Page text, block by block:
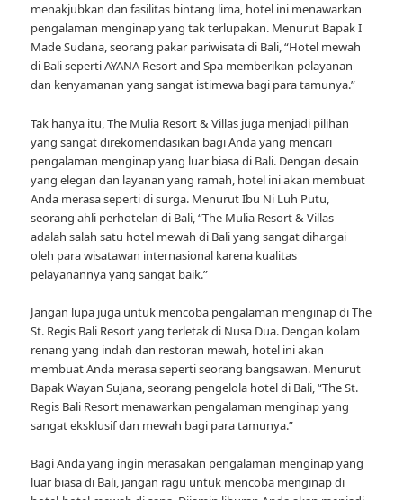
menakjubkan dan fasilitas bintang lima, hotel ini menawarkan
pengalaman menginap yang tak terlupakan. Menurut Bapak I
Made Sudana, seorang pakar pariwisata di Bali, “Hotel mewah
di Bali seperti AYANA Resort and Spa memberikan pelayanan
dan kenyamanan yang sangat istimewa bagi para tamunya.”
Tak hanya itu, The Mulia Resort & Villas juga menjadi pilihan
yang sangat direkomendasikan bagi Anda yang mencari
pengalaman menginap yang luar biasa di Bali. Dengan desain
yang elegan dan layanan yang ramah, hotel ini akan membuat
Anda merasa seperti di surga. Menurut Ibu Ni Luh Putu,
seorang ahli perhotelan di Bali, “The Mulia Resort & Villas
adalah salah satu hotel mewah di Bali yang sangat dihargai
oleh para wisatawan internasional karena kualitas
pelayanannya yang sangat baik.”
Jangan lupa juga untuk mencoba pengalaman menginap di The
St. Regis Bali Resort yang terletak di Nusa Dua. Dengan kolam
renang yang indah dan restoran mewah, hotel ini akan
membuat Anda merasa seperti seorang bangsawan. Menurut
Bapak Wayan Sujana, seorang pengelola hotel di Bali, “The St.
Regis Bali Resort menawarkan pengalaman menginap yang
sangat eksklusif dan mewah bagi para tamunya.”
Bagi Anda yang ingin merasakan pengalaman menginap yang
luar biasa di Bali, jangan ragu untuk mencoba menginap di